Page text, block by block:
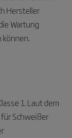
Hersteller
Wartung
1. Laut dem
Schweißer